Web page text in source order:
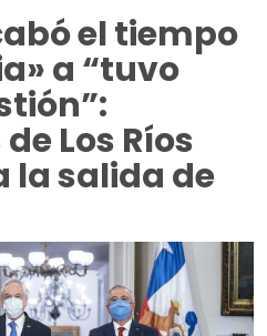
el tiempo
a “tuvo
Los Ríos
la salida de